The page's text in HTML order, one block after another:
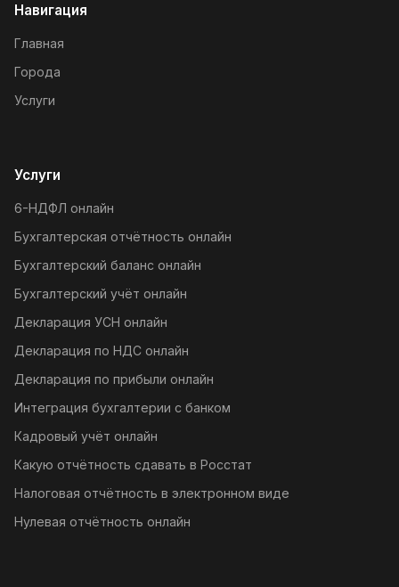
Навигация
Главная
Города
Услуги
Услуги
6-НДФЛ онлайн
Бухгалтерская отчётность онлайн
Бухгалтерский баланс онлайн
Бухгалтерский учёт онлайн
Декларация УСН онлайн
Декларация по НДС онлайн
Декларация по прибыли онлайн
Интеграция бухгалтерии с банком
Кадровый учёт онлайн
Какую отчётность сдавать в Росстат
Налоговая отчётность в электронном виде
Нулевая отчётность онлайн